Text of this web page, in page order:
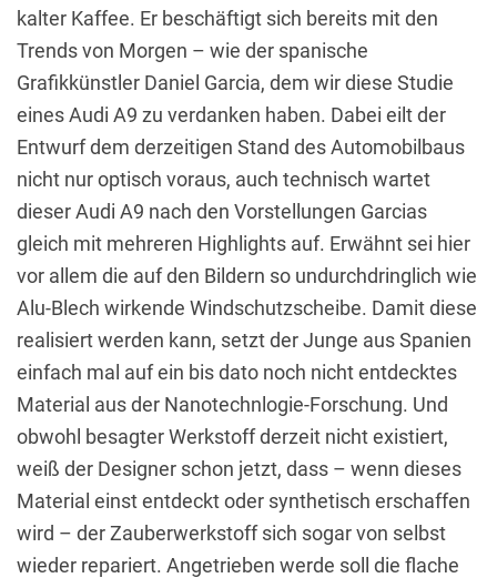
kalter Kaffee. Er beschäftigt sich bereits mit den
Trends von Morgen – wie der spanische
Grafikkünstler Daniel Garcia, dem wir diese Studie
eines Audi A9 zu verdanken haben. Dabei eilt der
Entwurf dem derzeitigen Stand des Automobilbaus
nicht nur optisch voraus, auch technisch wartet
dieser Audi A9 nach den Vorstellungen Garcias
gleich mit mehreren Highlights auf. Erwähnt sei hier
vor allem die auf den Bildern so undurchdringlich wie
Alu-Blech wirkende Windschutzscheibe. Damit diese
realisiert werden kann, setzt der Junge aus Spanien
einfach mal auf ein bis dato noch nicht entdecktes
Material aus der Nanotechnlogie-Forschung. Und
obwohl besagter Werkstoff derzeit nicht existiert,
weiß der Designer schon jetzt, dass – wenn dieses
Material einst entdeckt oder synthetisch erschaffen
wird – der Zauberwerkstoff sich sogar von selbst
wieder repariert. Angetrieben werde soll die flache